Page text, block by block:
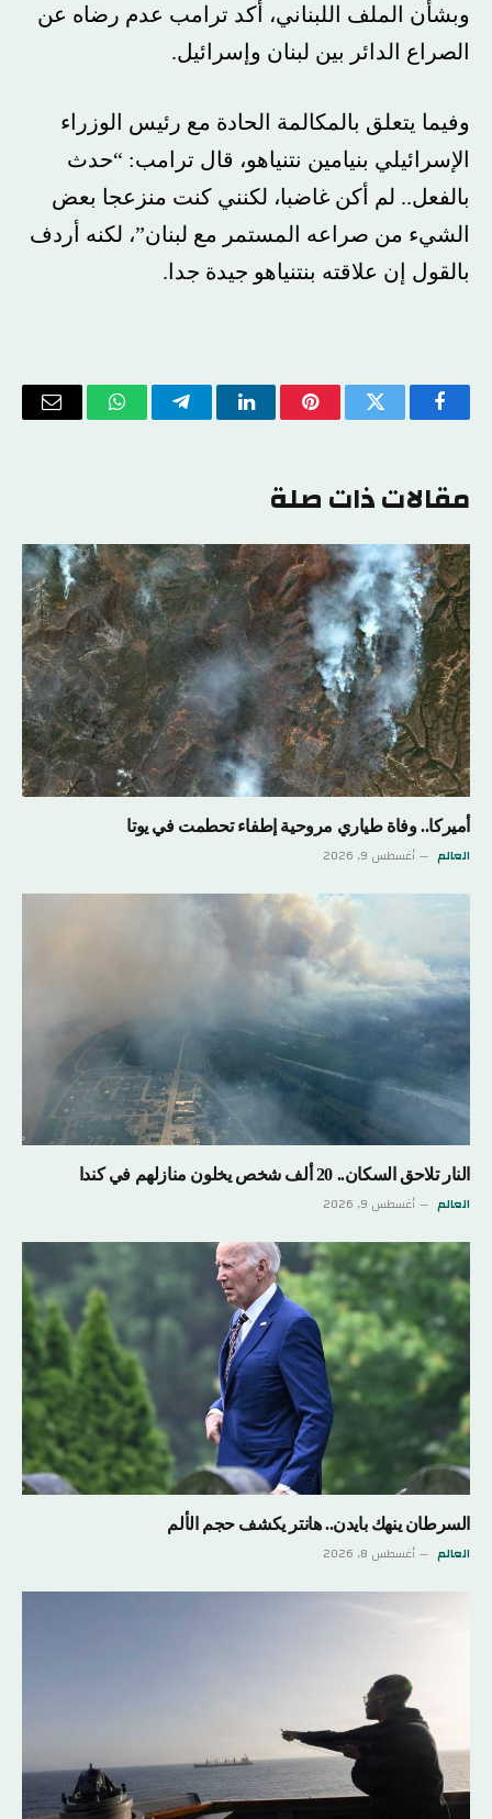
وبشأن الملف اللبناني، أكد ترامب عدم رضاه عن
الصراع الدائر بين لبنان وإسرائيل.
وفيما يتعلق بالمكالمة الحادة مع رئيس الوزراء
الإسرائيلي بنيامين نتنياهو، قال ترامب: “حدث
بالفعل.. لم أكن غاضبا، لكنني كنت منزعجا بعض
الشيء من صراعه المستمر مع لبنان”، لكنه أردف
بالقول إن علاقته بنتنياهو جيدة جدا.
فيسبوكتويتر بينتيريستلينكدإن تيلقرام واتسابالبريد
مقالات ذات صلة
أميركا.. وفاة طياري مروحية إطفاء تحطمت في يوتا
العالم أغسطس 9, 2026
النار تلاحق السكان.. 20 ألف شخص يخلون منازلهم في كندا
العالم أغسطس 9, 2026
السرطان ينهك بايدن.. هانتر يكشف حجم الألم
العالم أغسطس 8, 2026